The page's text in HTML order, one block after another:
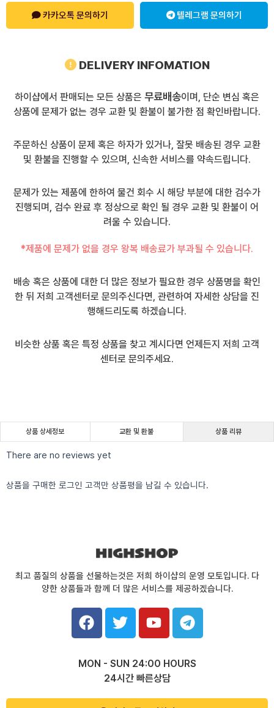
카카오톡 문의하기 텔레그램 문의하기
DELIVERY INFOMATION
하이샵에서 판매되는 모든 상품은 무료배송이며, 단순 변심 혹은
상품에 문제가 없는 경우 교환 및 환불이 불가한 점 확인바랍니다.
주문하신 상품이 문제 혹은 하자가 있거나, 잘못 배송된 경우 교환
및 환불을 진행할 수 있으며, 신속한 서비스를 약속드립니다.
문제가 있는 제품에 한하여 물건 회수 시 해당 부분에 대한 검수가
진행되며, 검수 완료 후 정상으로 확인 될 경우 교환 및 환불이 어
려울 수 있습니다.
*제품에 문제가 없을 경우 왕복 배송료가 부과될 수 있습니다.
배송 혹은 상품에 대한 더 많은 정보가 필요한 경우 상품명을 확인
한 뒤 저희 고객센터로 문의주신다면, 관련하여 자세한 상담을 진
행해드리도록 하겠습니다.
비슷한 상품 혹은 특정 상품을 찾고 계시다면 언제든지 저희 고객
센터로 문의주세요.
상품 상세정보 교환 및 환불 상품 리뷰
There are no reviews yet
상품을 구매한 로그인 고객만 상품평을 남길 수 있습니다.
최고 품질의 상품을 선물하는것은 저희 하이샵의 운영 모토입니다. 다
양한 상품들과 함께 더 많은 서비스를 제공하겠습니다.
F
a
c
b
o
T
w
i
t
e
r
Y
o
u
u
b
e
T
e
l
g
a
MON - SUN 24:00 HOURS
24시간 빠른상담